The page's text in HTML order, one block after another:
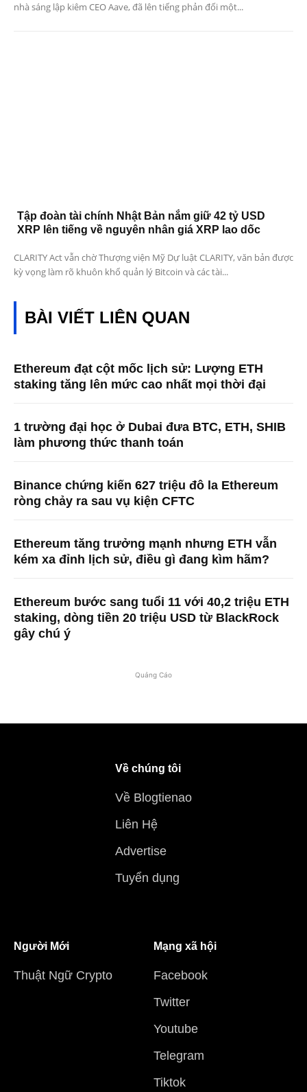
nhà sáng lập kiêm CEO Aave, đã lên tiếng phản đối một...
Tập đoàn tài chính Nhật Bản nắm giữ 42 tỷ USD
XRP lên tiếng về nguyên nhân giá XRP lao dốc
CLARITY Act vẫn chờ Thượng viện Mỹ Dự luật CLARITY, văn bản được
kỳ vọng làm rõ khuôn khổ quản lý Bitcoin và các tài...
BÀI VIẾT LIÊN QUAN
Ethereum đạt cột mốc lịch sử: Lượng ETH
staking tăng lên mức cao nhất mọi thời đại
1 trường đại học ở Dubai đưa BTC, ETH, SHIB
làm phương thức thanh toán
Binance chứng kiến ​​627 triệu đô la Ethereum
ròng chảy ra sau vụ kiện CFTC
Ethereum tăng trưởng mạnh nhưng ETH vẫn
kém xa đỉnh lịch sử, điều gì đang kìm hãm?
Ethereum bước sang tuổi 11 với 40,2 triệu ETH
staking, dòng tiền 20 triệu USD từ BlackRock
gây chú ý
Quảng Cáo
Về chúng tôi
Về Blogtienao
Liên Hệ
Advertise
Tuyển dụng
Người Mới
Thuật Ngữ Crypto
Mạng xã hội
Facebook
Twitter
Youtube
Telegram
Tiktok